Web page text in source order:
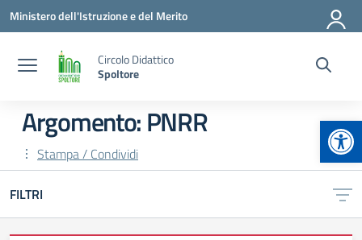
Vai ai contenuti
Vai al menu di navigazione
Vai al footer
Ministero dell'Istruzione e del Merito
Circolo Didattico
Spoltore
Argomento: PNRR
Stampa / Condividi
FILTRI